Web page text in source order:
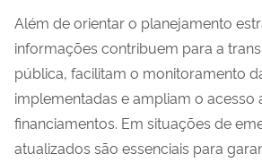
Além de orientar o planejamento
informações contribuem para a
pública, facilitam o monitoramento
implementadas e ampliam o acesso
financiamentos. Em situações de
atualizados são essenciais para